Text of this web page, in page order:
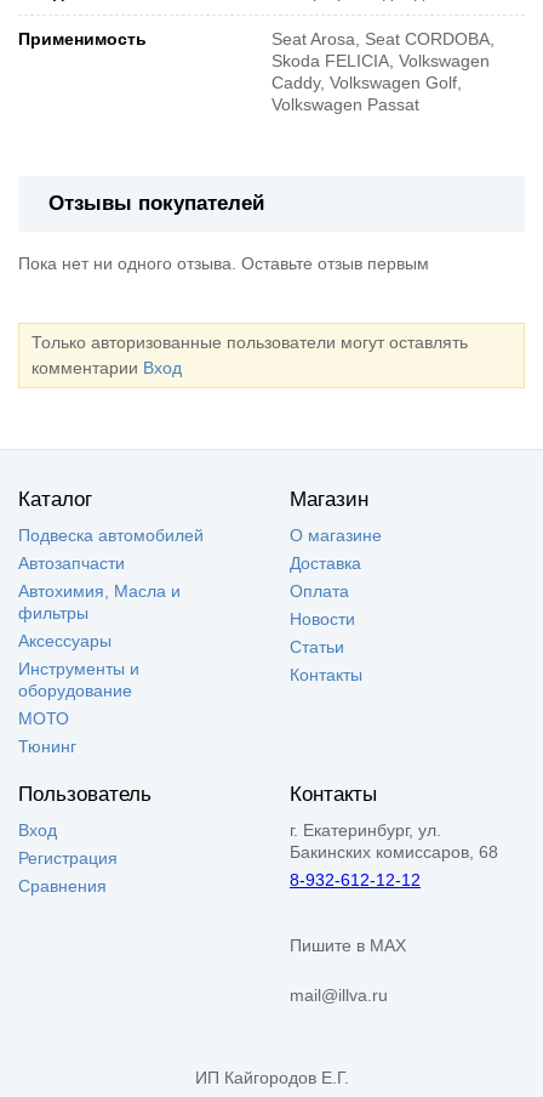
Применимость
Seat Arosa, Seat CORDOBA,
Skoda FELICIA, Volkswagen
Caddy, Volkswagen Golf,
Volkswagen Passat
Отзывы покупателей
Пока нет ни одного отзыва. Оставьте отзыв первым
Только авторизованные пользователи могут оставлять
комментарии Вход
Каталог
Подвеска автомобилей
Автозапчасти
Автохимия, Масла и
фильтры
Аксессуары
Инструменты и
оборудование
МОТО
Тюнинг
Магазин
О магазине
Доставка
Оплата
Новости
Статьи
Контакты
Пользователь
Вход
Регистрация
Сравнения
Контакты
г. Екатеринбург, ул.
Бакинских комиссаров, 68
8-932-612-12-12
Пишите в MAX
mail@illva.ru
ИП Кайгородов Е.Г.